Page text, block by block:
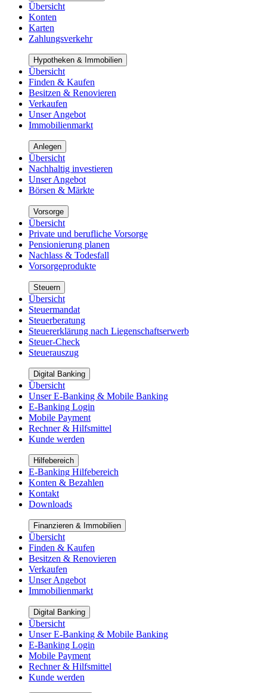
Übersicht
Konten
Karten
Zahlungsverkehr
Hypotheken & Immobilien
Übersicht
Finden & Kaufen
Besitzen & Renovieren
Verkaufen
Unser Angebot
Immobilienmarkt
Anlegen
Übersicht
Nachhaltig investieren
Unser Angebot
Börsen & Märkte
Vorsorge
Übersicht
Private und berufliche Vorsorge
Pensionierung planen
Nachlass & Todesfall
Vorsorgeprodukte
Steuern
Übersicht
Steuermandat
Steuerberatung
Steuererklärung nach Liegenschaftserwerb
Steuer-Check
Steuerauszug
Digital Banking
Übersicht
Unser E-Banking & Mobile Banking
E-Banking Login
Mobile Payment
Rechner & Hilfsmittel
Kunde werden
Hilfebereich
E-Banking Hilfebereich
Konten & Bezahlen
Kontakt
Downloads
Finanzieren & Immobilien
Übersicht
Finden & Kaufen
Besitzen & Renovieren
Verkaufen
Unser Angebot
Immobilienmarkt
Digital Banking
Übersicht
Unser E-Banking & Mobile Banking
E-Banking Login
Mobile Payment
Rechner & Hilfsmittel
Kunde werden